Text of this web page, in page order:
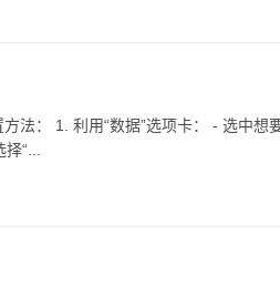
法： 1. 利用“数据”选项卡： - 选中想
“...